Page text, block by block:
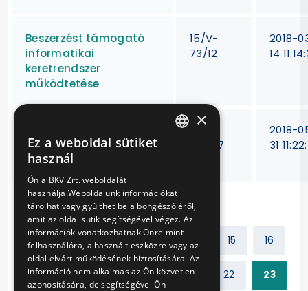
Beszerzést támogató
informatikai
keretrendszer
működtetése
15/V-
73/12
2018-
14
vegyes használatú
gépkocsi beszerzése
VB-
428/17
2018-
31
Előző 1 2 ... 15 16
17 18 19 20 21 22 23
×
Ez a weboldal sütiket
használ
Ön a BKV Zrt. weboldalát
használja.Weboldalunk információkat
tárolhat vagy gyűjthet be a böngészőjéről,
amit az oldal sütik segítségével végez. Az
információk vonatkozhatnak Önre mint
felhasználóra, a használt eszközre vagy az
oldal elvárt működésének biztosítására. Az
információ nem alkalmas az Ön közvetlen
azonosítására, de segítségével Ön